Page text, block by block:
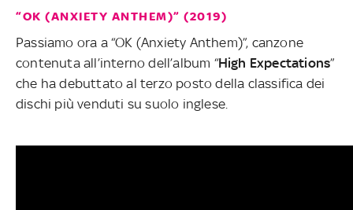
“OK (ANXIETY ANTHEM)” (2019)
Passiamo ora a “OK (Anxiety Anthem)”, canzone
contenuta all’interno dell’album “High Expectations”
che ha debuttato al terzo posto della classifica dei
dischi più venduti su suolo inglese.